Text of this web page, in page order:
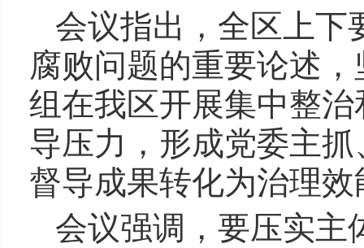
会议指出，全区上下
腐败问题的重要论述
组在我区开展集中整
导压力，形成党委主
督导成果转化为治理
会议强调，要压实主